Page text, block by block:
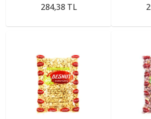
284,38 TL